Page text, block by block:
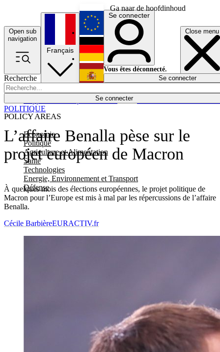
Ga naar de hoofdinhoud
Open sub
navigation
Close menu
Recherche
Se connecter
POLICY AREAS
Economie
Politique
Agriculture et Alimentation
Santé
Technologies
Energie, Environnement et Transport
Défense
Économie
Français
English
Deutsch
Español
Se connecter
Vous êtes déconnecté.
Se connecter
L’affaire Benalla pèse sur le
projet européen de Macron
À quelques mois des élections européennes, le projet politique de
Macron pour l’Europe est mis à mal par les répercussions de l’affaire
Benalla.
POLITIQUE
Cécile BarbièreEURACTIV.fr